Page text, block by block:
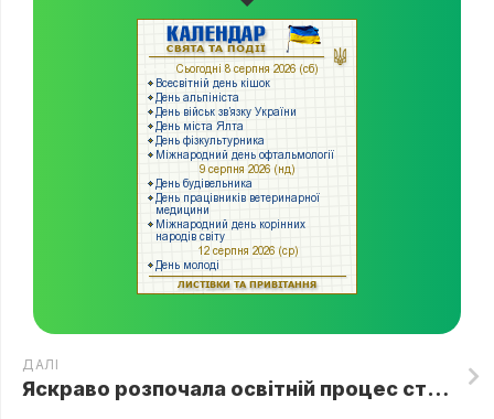
ДАЛІ
Яскраво розпочала освітній процес студія раннього розвитку “SMARTik”